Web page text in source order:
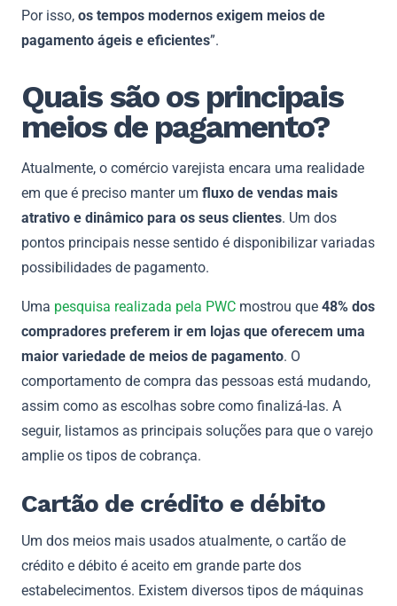
Por isso, os tempos modernos exigem meios de
pagamento ágeis e eficientes”.
Quais são os principais
meios de pagamento?
Atualmente, o comércio varejista encara uma realidade
em que é preciso manter um fluxo de vendas mais
atrativo e dinâmico para os seus clientes. Um dos
pontos principais nesse sentido é disponibilizar variadas
possibilidades de pagamento.
Uma pesquisa realizada pela PWC mostrou que 48% dos
compradores preferem ir em lojas que oferecem uma
maior variedade de meios de pagamento. O
comportamento de compra das pessoas está mudando,
assim como as escolhas sobre como finalizá-las. A
seguir, listamos as principais soluções para que o varejo
amplie os tipos de cobrança.
Cartão de crédito e débito
Um dos meios mais usados atualmente, o cartão de
crédito e débito é aceito em grande parte dos
estabelecimentos. Existem diversos tipos de máquinas